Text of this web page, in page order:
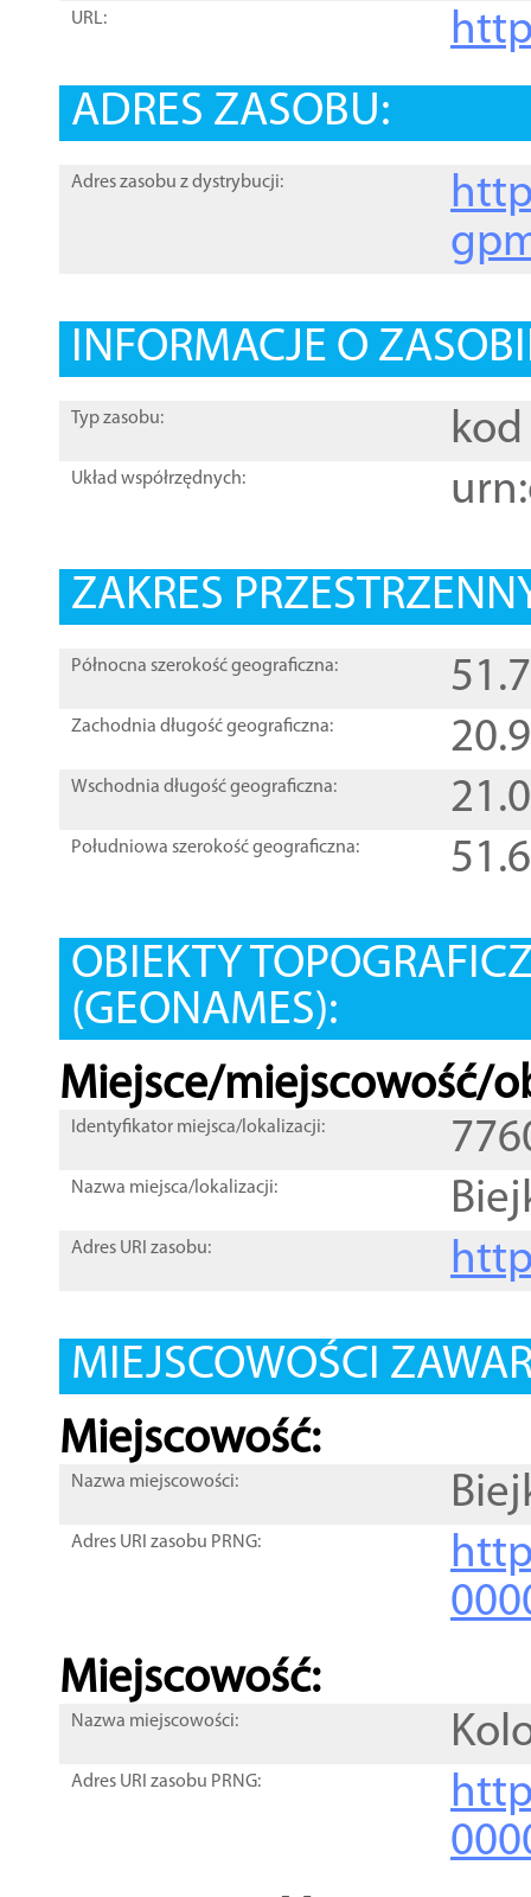
URL:
ADRES ZASOBU:
Adres zasobu z dystrybucji:
INFORMACJE O
Typ zasobu: kod
Układ współrzędnych:
ZAKRES
Północna szerokość geograficzna:
Zachodnia długość geograficzna:
Wschodnia długość geograficzna:
Południowa szerokość geograficzna:
OBIEKTY
(GEONAMES):
Miejsce/miejscowość/
Identyfikator miejsca/lokalizacji:
Nazwa miejsca/lokalizacji:
Adres URI zasobu:
MIEJSCOWOŚCI
Miejscowość:
Nazwa miejscowości:
Adres URI zasobu PRNG:
Miejscowość:
Nazwa miejscowości:
Adres URI zasobu PRNG: